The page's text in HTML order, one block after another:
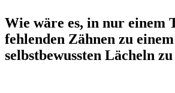
Wie wäre es, in nur einem
fehlenden Zähnen zu
selbstbewussten Lächeln